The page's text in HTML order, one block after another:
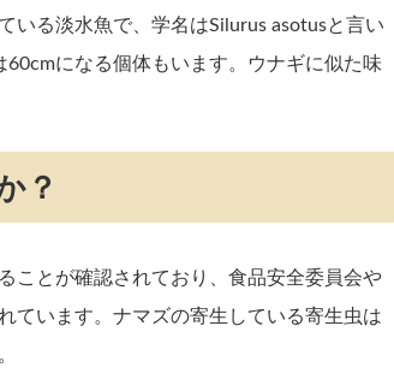
いる淡水魚で、学名はSilurus asotusと言い
になる個体もいます。ウナギに似た味
？
ことが確認されており、食品安全委員会や
ています。ナマズの寄生している寄生虫は